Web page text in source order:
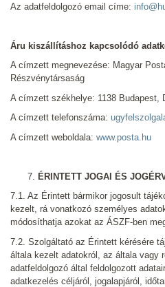
Az adatfeldolgozó email címe:
Áru kiszállításhoz kapcsolódó
A címzett megnevezése: Magyar
Részvénytársaság
A címzett székhelye: 1138 Budapest,
A címzett telefonszáma:
A címzett weboldala: www.posta.hu
ÉRINTETT JOGAI ÉS
7.1. Az Érintett bármikor jogosult
kezelt, rá vonatkozó személyes
módosíthatja azokat az ÁSZF-ben
7.2. Szolgáltató az Érintett kérésére
általa kezelt adatokról, az általa vagy
adatfeldolgozó által feldolgozott
adatkezelés céljáról, jogalapjáról,